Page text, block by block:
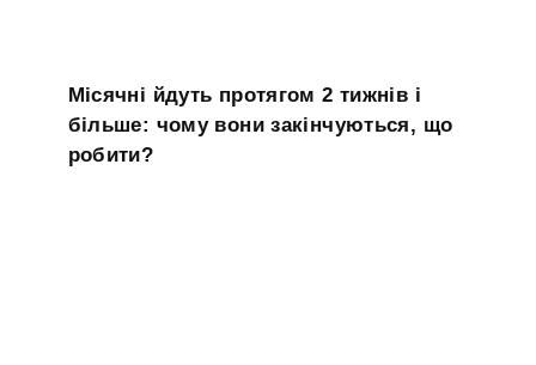
Місячні йдуть протягом 2 тижнів і
більше: чому вони закінчуються, що
робити?